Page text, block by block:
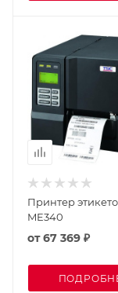
Принтер
ME340
от67 369 ₽